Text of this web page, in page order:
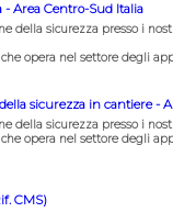
Area Centro-Sud Italia
della sicurezza presso i
opera nel settore degli
sicurezza in cantiere -
della sicurezza presso i
opera nel settore degli
CMS)